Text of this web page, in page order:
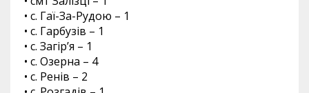
• с. Гаї-За-Рудою – 1
• с. Гарбузів – 1
• с. Загір’я – 1
• с. Озерна – 4
• с. Ренів – 2